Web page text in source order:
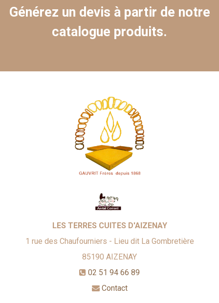
Générez un devis à partir de notre
catalogue produits.
LES TERRES CUITES D'AIZENAY
1 rue des Chaufourniers - Lieu dit La Gombretière
85190 AIZENAY
02 51 94 66 89
Contact